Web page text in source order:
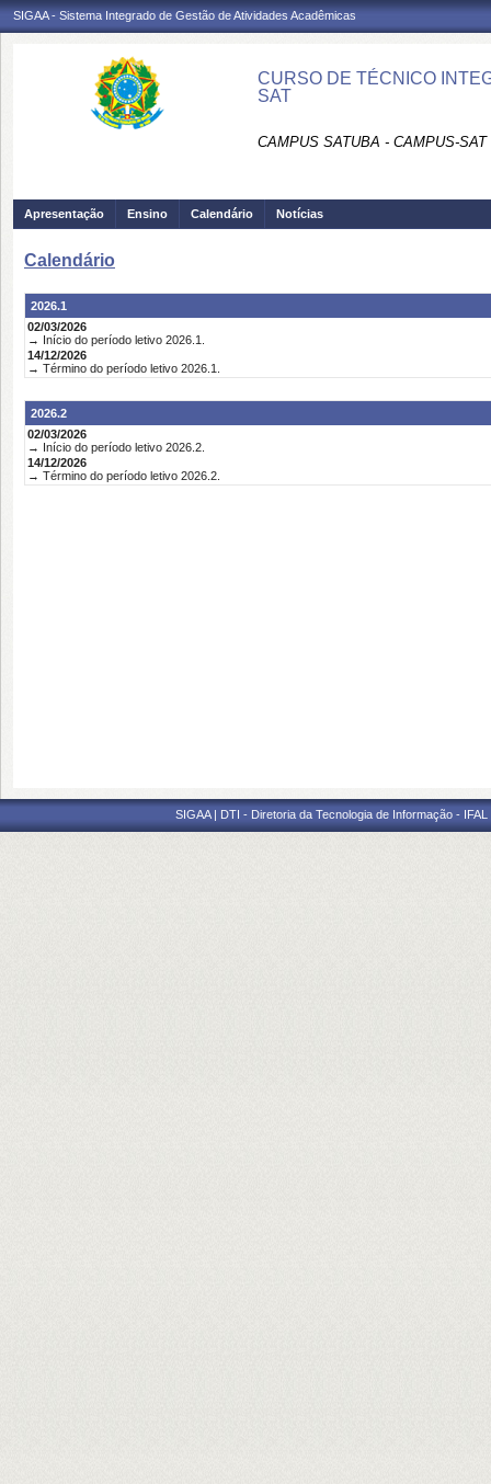
SIGAA - Sistema Integrado de Gestão de Atividades Acadêmicas
CURSO DE TÉCNICO
SAT
CAMPUS SATUBA - CAMPUS-SAT
Apresentação Ensino Calendário Notícias
Calendário
2026.1
02/03/2026
→ Início do período letivo 2026.1.
14/12/2026
→ Término do período letivo 2026.1.
2026.2
02/03/2026
→ Início do período letivo 2026.2.
14/12/2026
→ Término do período letivo 2026.2.
SIGAA | DTI - Diretoria da Tecnologia de Informação -